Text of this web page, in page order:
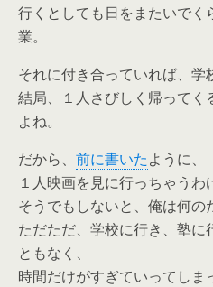
行くとしても日をまたいでく
業。
それに付き合っていれば、学
結局、１人さびしく帰ってく
よね。
だから、 前に書いたように、
１人映画を見に行っちゃうわ
そうでもしないと、俺は何の
ただただ、学校に行き、塾に
ともなく、
時間だけがすぎていってし